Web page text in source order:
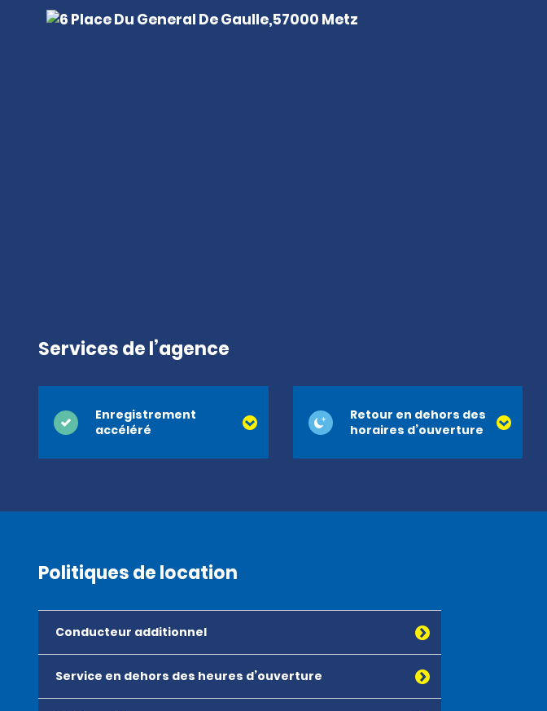
Services de l’agence
Enregistrement
accéléré
Retour en dehors des
horaires d’ouverture
Politiques de location
Conducteur additionnel
Service en dehors des heures d’ouverture